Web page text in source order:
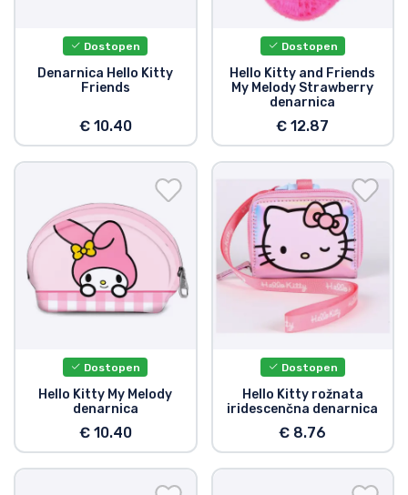
Dostopen
Denarnica Hello Kitty
Friends
€ 10.40
Dostopen
Hello Kitty and Friends
My Melody Strawberry
denarnica
€ 12.87
Dostopen
Hello Kitty My Melody
denarnica
€ 10.40
Dostopen
Hello Kitty rožnata
iridescenčna denarnica
€ 8.76